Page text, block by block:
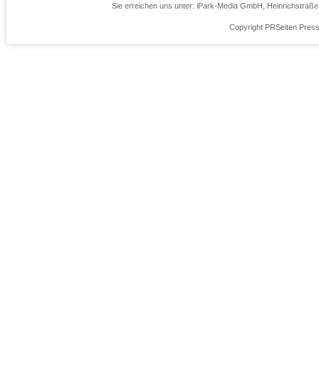
Sie erreichen uns unter: iPark-Media GmbH,
Copyright PRSeiten